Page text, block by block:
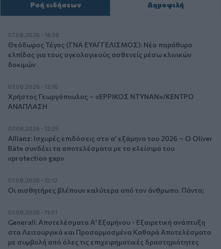
Ροή ειδήσεων Δημοφιλή
07.08.2026 - 14:38
Θεόδωρος Τέγος (ΓΝΑ ΕΥΑΓΓΕΛΙΣΜΟΣ): Νέο παράθυρο
ελπίδας για τους ογκολογικούς ασθενείς μέσω κλινικών
δοκιμών
07.08.2026 - 13:16
Χρήστος Γεωργόπουλος – «ΕΡΡΙΚΟΣ ΝΤΥΝΑΝ»/ΚΕΝΤΡΟ
ΑΝΑΠΛΑΣΗ
07.08.2026 - 12:25
Allianz: Ισχυρές επιδόσεις στο α’ εξάμηνο του 2026 – Ο Oliver
Bäte συνδέει τα αποτελέσματα με το κλείσιμο του
«protection gap»
07.08.2026 - 12:12
Οι αισθητήρες βλέπουν καλύτερα από τον άνθρωπο. Πάντα;
07.08.2026 - 11:01
Generali: Αποτελέσματα Α' Εξαμήνου - Εξαιρετική ανάπτυξη
στα Λειτουργικά και Προσαρμοσμένα Καθαρά Αποτελέσματα
με συμβολή από όλες τις επιχειρηματικές δραστηριότητες